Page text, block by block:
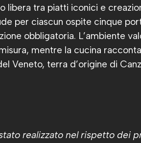
libera tra piatti iconici e
per ciascun ospite cinque
obbligatoria. L’ambiente
mentre la cucina
Veneto, terra d’origine di
realizzato nel rispetto dei